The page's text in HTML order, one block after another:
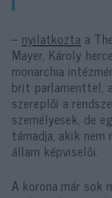
– nyilatkozta a
Mayer, Károly
monarchia
brit parlamenttel,
szereplői a
személyesek, de
támadja, akik nem
állam képviselői.
A korona már sok